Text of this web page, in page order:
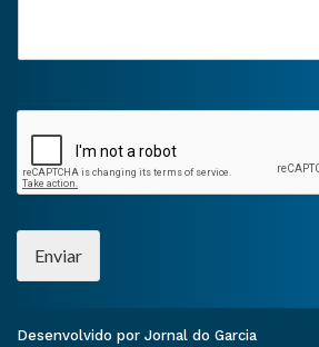
Enviar
Desenvolvido por Jornal do Garcia